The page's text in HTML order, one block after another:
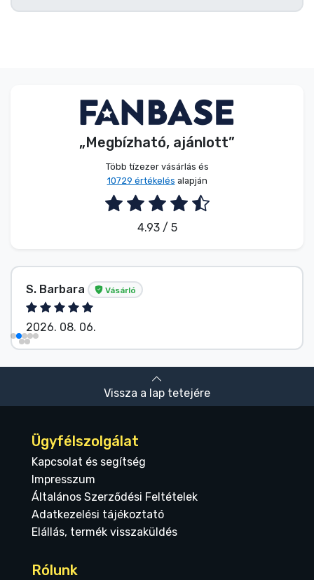
„Megbízható, ajánlott”
Több tízezer vásárlás és
10729 értékelés alapján
4.93 / 5
S. Barbara Vásárló
2026. 08. 06.
Vissza a lap tetejére
Ügyfélszolgálat
Kapcsolat és segítség
Impresszum
Általános Szerződési Feltételek
Adatkezelési tájékoztató
Elállás, termék visszaküldés
Rólunk
Márkák